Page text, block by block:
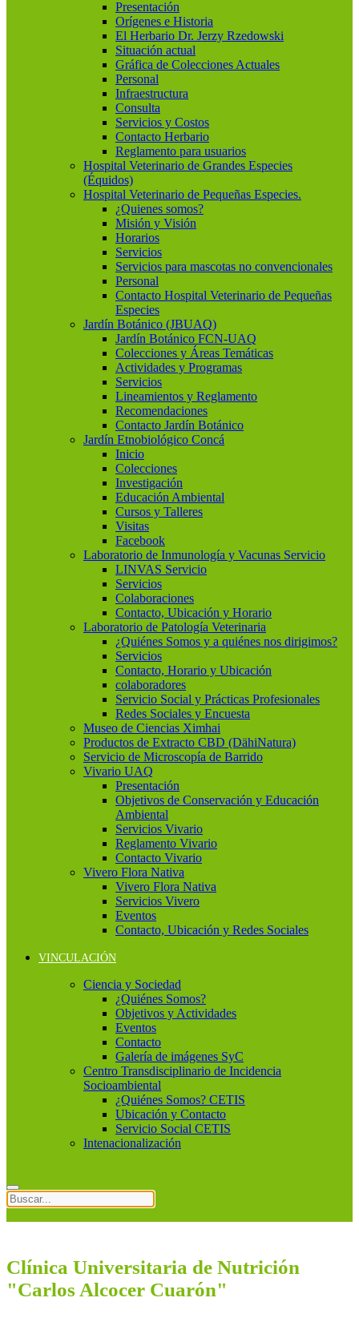
Presentación
Orígenes e Historia
El Herbario Dr. Jerzy Rzedowski
Situación actual
Gráfica de Colecciones Actuales
Personal
Infraestructura
Consulta
Servicios y Costos
Contacto Herbario
Reglamento para usuarios
Hospital Veterinario de Grandes Especies
(Équidos)
Hospital Veterinario de Pequeñas Especies.
¿Quienes somos?
Misión y Visión
Horarios
Servicios
Servicios para mascotas no convencionales
Personal
Contacto Hospital Veterinario de Pequeñas
Especies
Jardín Botánico (JBUAQ)
Jardín Botánico FCN-UAQ
Colecciones y Áreas Temáticas
Actividades y Programas
Servicios
Lineamientos y Reglamento
Recomendaciones
Contacto Jardín Botánico
Jardín Etnobiológico Concá
Inicio
Colecciones
Investigación
Educación Ambiental
Cursos y Talleres
Visitas
Facebook
Laboratorio de Inmunología y Vacunas Servicio
LINVAS Servicio
Servicios
Colaboraciones
Contacto, Ubicación y Horario
Laboratorio de Patología Veterinaria
¿Quiénes Somos y a quiénes nos dirigimos?
Servicios
Contacto, Horario y Ubicación
colaboradores
Servicio Social y Prácticas Profesionales
Redes Sociales y Encuesta
Museo de Ciencias Ximhai
Productos de Extracto CBD (DähiNatura)
Servicio de Microscopía de Barrido
Vivario UAQ
Presentación
Objetivos de Conservación y Educación
Ambiental
Servicios Vivario
Reglamento Vivario
Contacto Vivario
Vivero Flora Nativa
Vivero Flora Nativa
Servicios Vivero
Eventos
Contacto, Ubicación y Redes Sociales
VINCULACIÓN
Ciencia y Sociedad
¿Quiénes Somos?
Objetivos y Actividades
Eventos
Contacto
Galería de imágenes SyC
Centro Transdisciplinario de Incidencia
Socioambiental
¿Quiénes Somos? CETIS
Ubicación y Contacto
Servicio Social CETIS
Intenacionalización
Clínica Universitaria de Nutrición
"Carlos Alcocer Cuarón"